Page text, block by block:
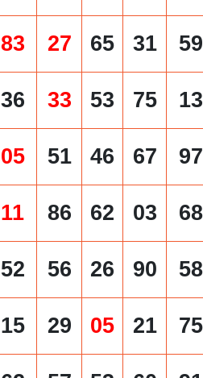
83 27 65 31 59
36 33 53 75 13
05 51 46 67 97
11 86 62 03 68
52 56 26 90 58
15 29 05 21 75